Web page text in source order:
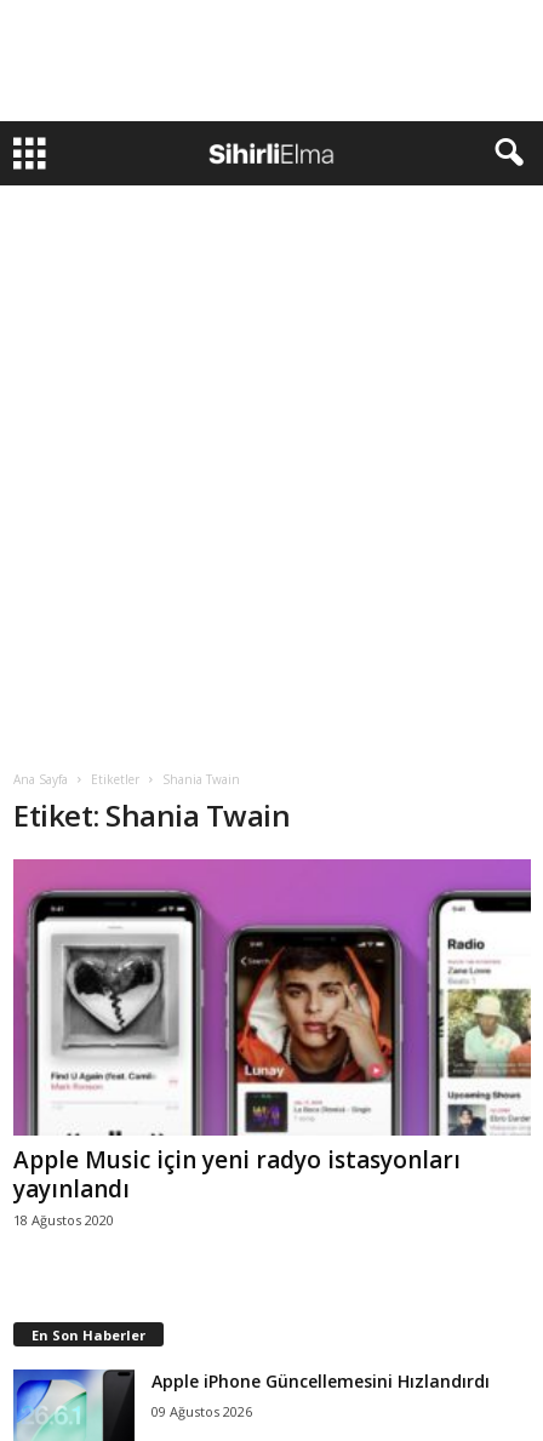
Ana Sayfa Etiketler Shania Twain
Etiket: Shania Twain
Apple Music için yeni radyo istasyonları
yayınlandı
18 Ağustos 2020
En Son Haberler
Apple iPhone Güncellemesini Hızlandırdı
09 Ağustos 2026